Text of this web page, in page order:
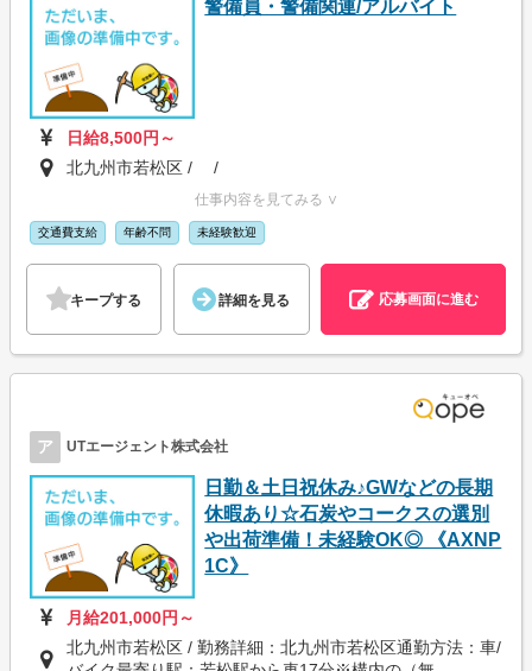
警備員・警備関連/アルバイト
日給8,500円～
北九州市若松区 / /
仕事内容を見てみる ∨
交通費支給 年齢不問 未経験歓迎
キープする 詳細を見る 応募画面に進む
ア UTエージェント株式会社
日勤＆土日祝休み♪GWなどの長期
休暇あり☆石炭やコークスの選別
や出荷準備！未経験OK◎ 《AXNP
1C》
月給201,000円～
北九州市若松区 / 勤務詳細：北九州市若松区通勤方法：車/